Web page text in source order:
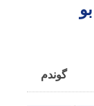
گوندم